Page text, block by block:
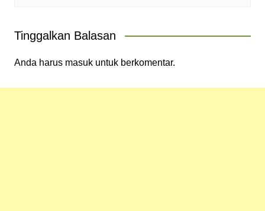
Tinggalkan Balasan
Anda harus masukuntuk berkomentar.